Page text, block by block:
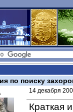
по поиску
14 декабря
Краткая